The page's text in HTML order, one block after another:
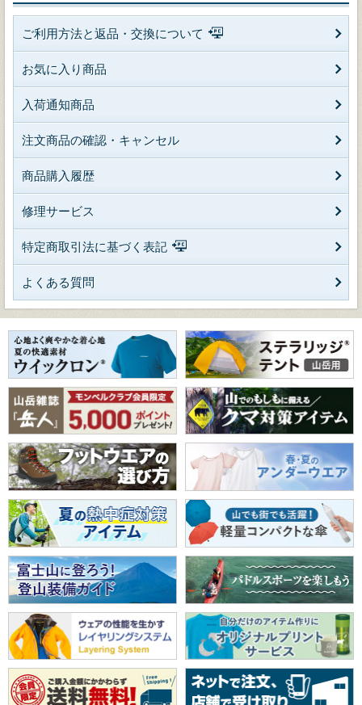
ご利用方法と返品・交換について
お気に入り商品
入荷通知商品
注文商品の確認・キャンセル
商品購入履歴
修理サービス
特定商取引法に基づく表記
よくある質問